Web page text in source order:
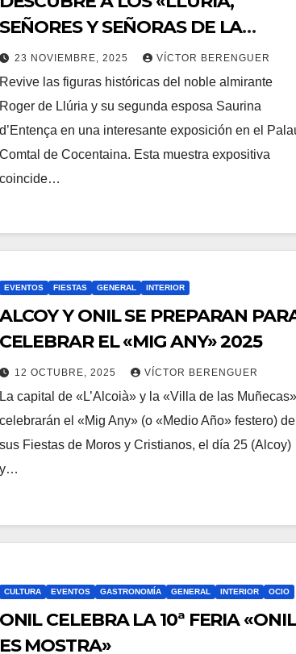
SEÑORES Y SEÑORAS DE LA
TIERRA», EN COCENTAINA
23 NOVIEMBRE, 2025 VÍCTOR BERENGUER
Revive las figuras históricas del noble almirante
Roger de Llúria y su segunda esposa Saurina
d’Entença en una interesante exposición en el
Comtal de Cocentaina. Esta muestra expositiva
coincide…
EVENTOS FIESTAS GENERAL INTERIOR
ALCOY Y ONIL SE PREPARAN
CELEBRAR EL «MIG ANY» 2025
12 OCTUBRE, 2025 VÍCTOR BERENGUER
La capital de «L’Alcoià» y la «Villa de las
celebrarán el «Mig Any» (o «Medio Año» festero) de
sus Fiestas de Moros y Cristianos, el día 25 (Alcoy)
y…
CULTURA EVENTOS GASTRONOMÍA GENERAL INTERIOR OCIO
ONIL CELEBRA LA 10ª FERIA «ONIL
ES MOSTRA»